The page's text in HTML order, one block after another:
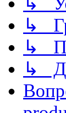
↳
↳
↳